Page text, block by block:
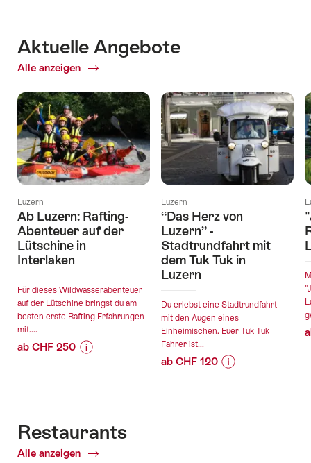
Aktuelle Angebote
Alle anzeigen
Aktuelle
Luzern
Ab Luzern: Rafting-
Abenteuer auf der
Lütschine in
Interlaken
Für dieses Wildwasserabenteuer
auf der Lütschine bringst du am
besten erste Rafting Erfahrungen
mit....
ab CHF 250
Luzern:
Rafting-
13.09.2026
Luzern
“Das Herz von
Luzern” -
Stadtrundfahrt mit
dem Tuk Tuk in
Luzern
Du erlebst eine Stadtrundfahrt
mit den Augen eines
Einheimischen. Euer Tuk Tuk
Fahrer ist...
ab CHF 120
Restaurants
Alle anzeigen
of